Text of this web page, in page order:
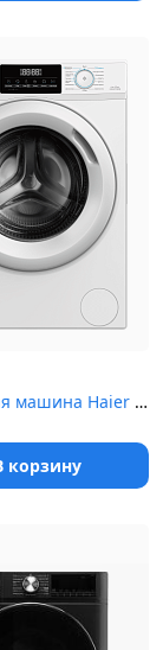
Стиральная машина Haier HW65-BP129301B
корзину